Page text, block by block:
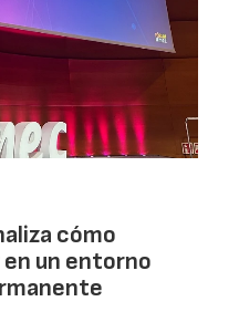
cómo
un entorno